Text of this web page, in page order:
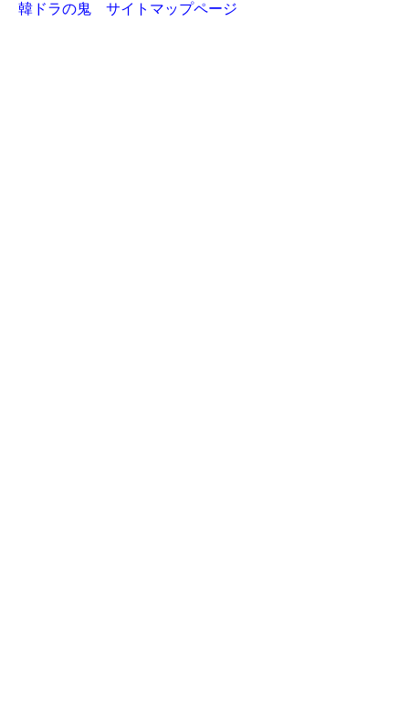
韓ドラの鬼 サイトマップページ